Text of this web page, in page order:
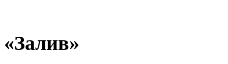
«Залив»